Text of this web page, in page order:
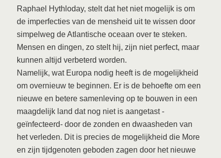
Raphael Hythloday, stelt dat het niet mogelijk is om
de imperfecties van de mensheid uit te wissen door
simpelweg de Atlantische oceaan over te steken.
Mensen en dingen, zo stelt hij, zijn niet perfect, maar
kunnen altijd verbeterd worden.
Namelijk, wat Europa nodig heeft is de mogelijkheid
om overnieuw te beginnen. Er is de behoefte om een
nieuwe en betere samenleving op te bouwen in een
maagdelijk land dat nog niet is aangetast -
geïnfecteerd- door de zonden en dwaasheden van
het verleden. Dit is precies de mogelijkheid die More
en zijn tijdgenoten geboden zagen door het nieuwe